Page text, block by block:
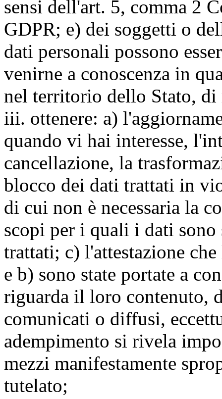
sensi dell'art. 5, comma 2
GDPR; e) dei soggetti o
dati personali possono
venirne a conoscenza in
nel territorio dello Stato,
iii. ottenere: a)
quando vi hai interesse,
cancellazione, la
blocco dei dati trattati in
di cui non è necessaria la
scopi per i quali i dati sono
trattati; c) l'attestazione
e b) sono state portate a
riguarda il loro contenuto,
comunicati o diffusi,
adempimento si rivela
mezzi manifestamente
tutelato;